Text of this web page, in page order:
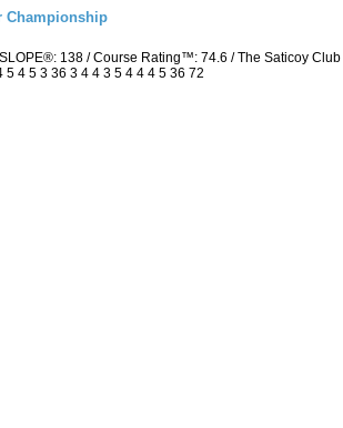
Championship
138 / Course Rating™: 74.6 / The Saticoy
4 5 3 36 3 4 4 3 5 4 4 4 5 36 72